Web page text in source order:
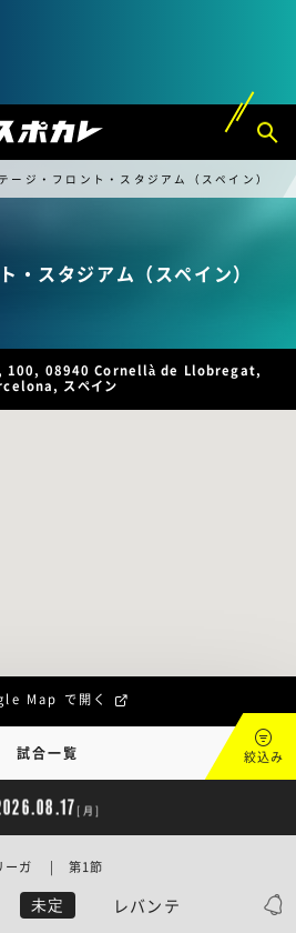
ージ・フロント・スタジアム（スペイン）
・スタジアム（スペイン）
08940 Cornellà de Llobregat,
スペイン
Map で開く
試合一覧 絞込み
[月]
未定 レバンテ
ーガ | 第1節